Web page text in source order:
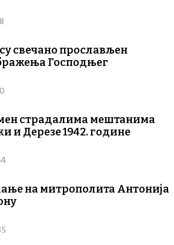
свечано прослављен
Господњег
страдалима мештанима
и Дерезе 1942. године
на митрополита Антонија